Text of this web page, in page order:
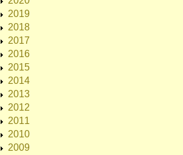
2019
2018
2017
2016
2015
2014
2013
2012
2011
2010
2009